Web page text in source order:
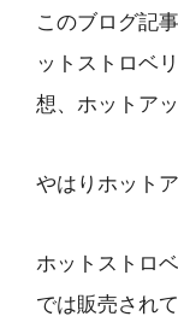
このブログ記
ットストロベ
想、ホットア
やはりホット
ホットストロ
では販売され